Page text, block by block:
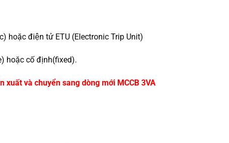
hoặc điện tử ETU (Electronic Trip Unit)
hoặc cố định(fixed).
xuất và chuyển sang dòng mới MCCB 3VA